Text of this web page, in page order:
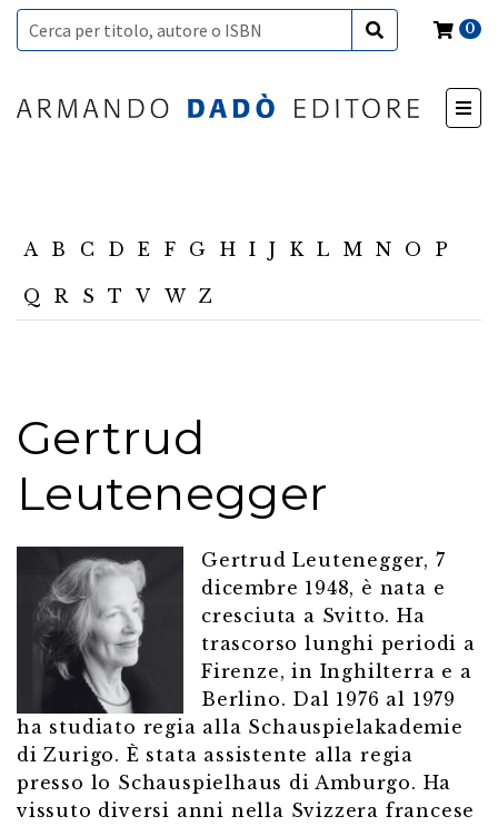
0
A B C D E F G H I J K L M N O P
Q R S T V W Z
Gertrud
Leutenegger
Gertrud Leutenegger, 7
dicembre 1948, è nata e
cresciuta a Svitto. Ha
trascorso lunghi periodi a
Firenze, in Inghilterra e a
Berlino. Dal 1976 al 1979
ha studiato regia alla Schauspielakademie
di Zurigo. È stata assistente alla regia
presso lo Schauspielhaus di Amburgo. Ha
vissuto diversi anni nella Svizzera francese